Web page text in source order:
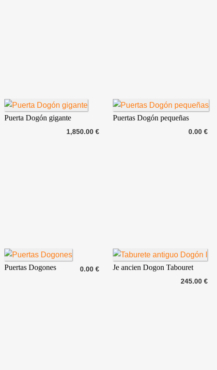
1,850.00 €
Puerta Dogón gigante
0.00 €
Puertas Dogón pequeñas
0.00 €
Puertas Dogones
245.00 €
Je ancien Dogon Tabouret